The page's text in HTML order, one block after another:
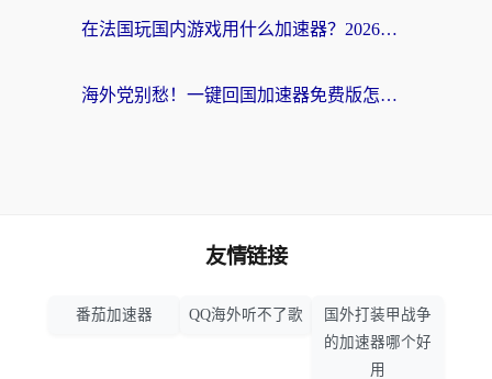
在法国玩国内游戏用什么加速器？2026实测解决延迟卡顿的实用指南
海外党别愁！一键回国加速器免费版怎么选？从踩坑到流畅访问的全攻略
友情链接
番茄加速器 QQ海外听不了歌
国外打装甲战争
的加速器哪个好
用